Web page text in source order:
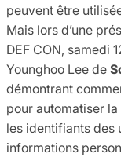
peuvent être
Mais lors d’une
DEF CON, samedi
Younghoo Lee de
démontrant
pour automatiser
les identifiants des
informations